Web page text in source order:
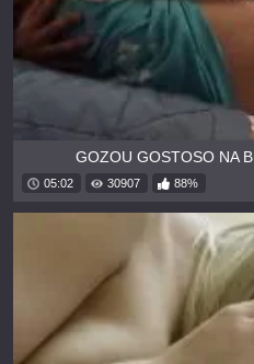
GOZOU GOSTOSO NA
05:02 30907 88%